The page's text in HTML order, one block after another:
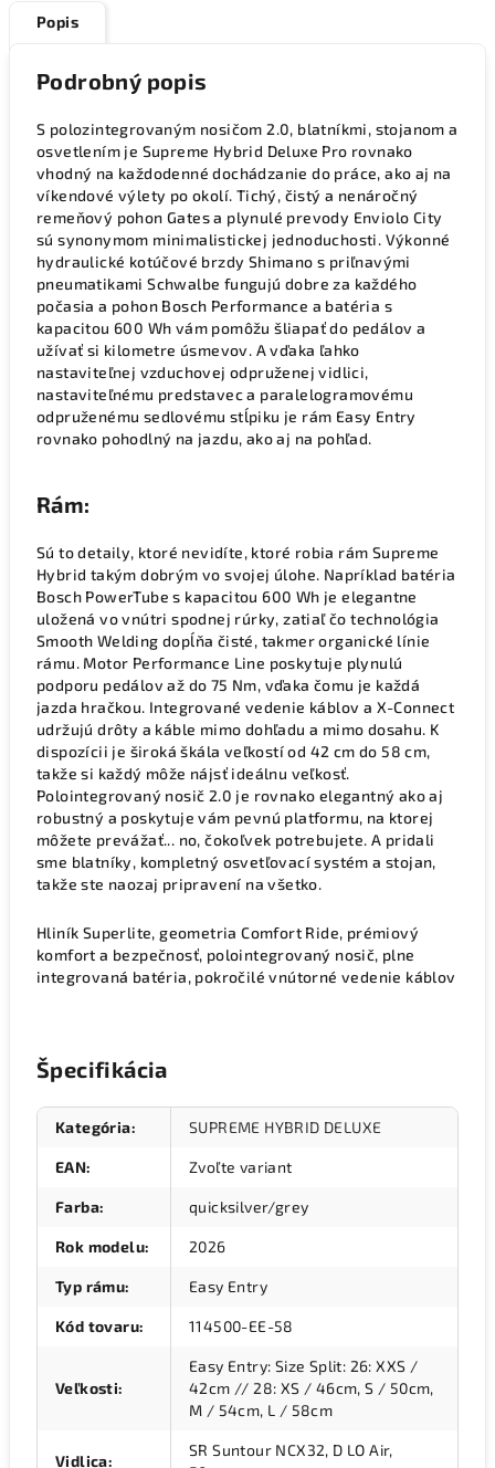
Popis
Podrobný popis
S polozintegrovaným nosičom 2.0, blatníkmi, stojanom a
osvetlením je Supreme Hybrid Deluxe Pro rovnako
vhodný na každodenné dochádzanie do práce, ako aj na
víkendové výlety po okolí. Tichý, čistý a nenáročný
remeňový pohon Gates a plynulé prevody Enviolo City
sú synonymom minimalistickej jednoduchosti. Výkonné
hydraulické kotúčové brzdy Shimano s priľnavými
pneumatikami Schwalbe fungujú dobre za každého
počasia a pohon Bosch Performance a batéria s
kapacitou 600 Wh vám pomôžu šliapať do pedálov a
užívať si kilometre úsmevov. A vďaka ľahko
nastaviteľnej vzduchovej odpruženej vidlici,
nastaviteľnému predstavec a paralelogramovému
odpruženému sedlovému stĺpiku je rám Easy Entry
rovnako pohodlný na jazdu, ako aj na pohľad.
Rám:
Sú to detaily, ktoré nevidíte, ktoré robia rám Supreme
Hybrid takým dobrým vo svojej úlohe. Napríklad batéria
Bosch PowerTube s kapacitou 600 Wh je elegantne
uložená vo vnútri spodnej rúrky, zatiaľ čo technológia
Smooth Welding dopĺňa čisté, takmer organické línie
rámu. Motor Performance Line poskytuje plynulú
podporu pedálov až do 75 Nm, vďaka čomu je každá
jazda hračkou. Integrované vedenie káblov a X-Connect
udržujú drôty a káble mimo dohľadu a mimo dosahu. K
dispozícii je široká škála veľkostí od 42 cm do 58 cm,
takže si každý môže nájsť ideálnu veľkosť.
Polointegrovaný nosič 2.0 je rovnako elegantný ako aj
robustný a poskytuje vám pevnú platformu, na ktorej
môžete prevážať... no, čokoľvek potrebujete. A pridali
sme blatníky, kompletný osvetľovací systém a stojan,
takže ste naozaj pripravení na všetko.
Hliník Superlite, geometria Comfort Ride, prémiový
komfort a bezpečnosť, polointegrovaný nosič, plne
integrovaná batéria, pokročilé vnútorné vedenie káblov
Špecifikácia
Kategória: SUPREME HYBRID DELUXE
EAN: Zvoľte variant
Farba: quicksilver/grey
Rok modelu: 2026
Typ rámu: Easy Entry
Kód tovaru: 114500-EE-58
Veľkosti:
Easy Entry: Size Split: 26: XXS /
42cm // 28: XS / 46cm, S / 50cm,
M / 54cm, L / 58cm
Vidlica:
SR Suntour NCX32, D LO Air,